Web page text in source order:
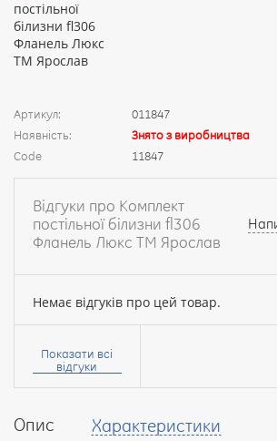
Опис Характеристики
Артикул:
011847
Наявність:
Знято з виробництва
Code
11847
Відгуки про Комплект
постільної білизни fl306
Фланель Люкс ТМ Ярослав
Немає відгуків про цей товар.
Ваше
Ваш
Показати всі
відгуки